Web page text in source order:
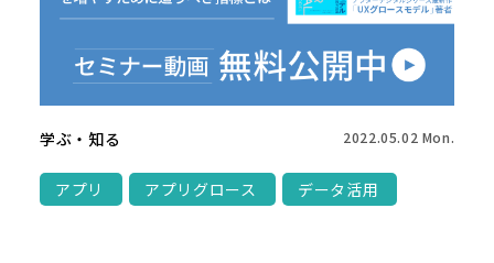
学ぶ・知る 2022.05.02 Mon.
アプリ アプリグロース データ活用